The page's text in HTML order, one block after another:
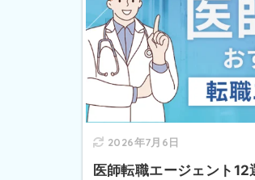
2026年7月6日
医師転職エージェント12